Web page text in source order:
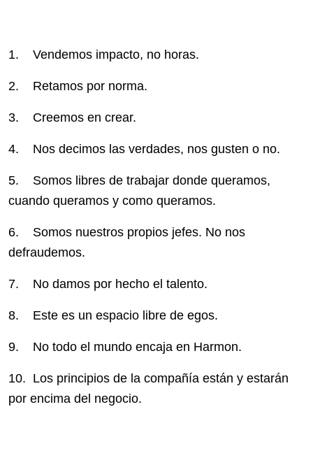
1. Vendemos impacto, no horas.
2. Retamos por norma.
3. Creemos en crear.
4. Nos decimos las verdades, nos gusten o no.
5. Somos libres de trabajar donde queramos,
cuando queramos y como queramos.
6. Somos nuestros propios jefes. No nos
defraudemos.
7. No damos por hecho el talento.
8. Este es un espacio libre de egos.
9. No todo el mundo encaja en Harmon.
10. Los principios de la compañía están y estarán
por encima del negocio.